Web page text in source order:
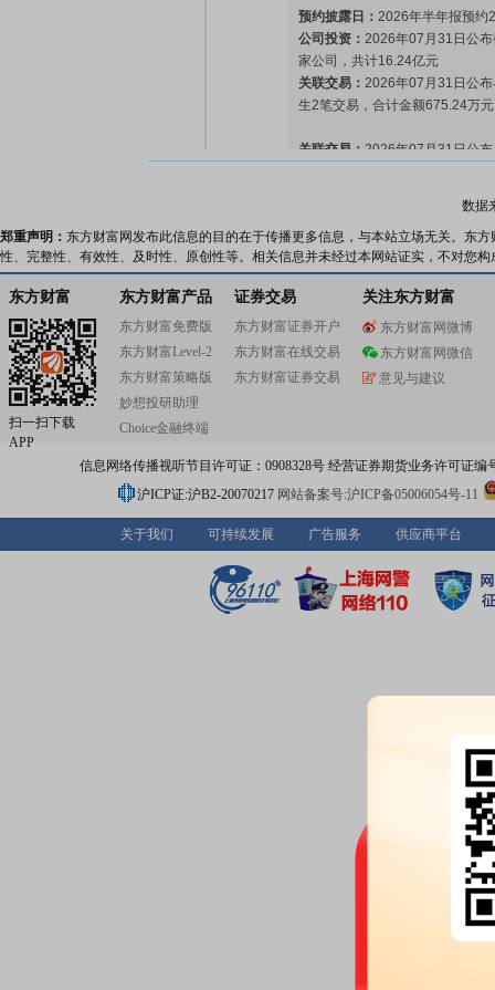
预约披露日： 2026年半年报预约
公司投资： 2026年07月31日公
家公司，共计16.24亿元
关联交易： 2026年07月31日公
生2笔交易，合计金额675.24万
关联交易： 2026年07月31日公
2026年07月31日公
关联关系)发生1笔交易，合计金
每股收益0.23元
关联交易：2026年07月31日公
系)发生2笔交易，合计金额
日
随着公司发展战略的
开拓,公司将形成金属包装、塑料
企业架构,促进各业务板块发展
司拟设立全资子公司苏州华源包
准,以下简称“新设子公司”),并将
直接持有的涉及金属包装业务的
《
年业绩预告：盈利增速亮眼》研
数据
郑重声明： 东方财富网发布此信息的目的在于传播更多信息，与本站立场无关。东
性、完整性、有效性、及时性、原创性等。相关信息并未经过本网站证实，不对您
东方财富
扫一扫下载
APP
东方财富产品
东方财富免费版
东方财富Level-2
东方财富策略版
妙想投研助理
Choice金融终端
证券交易
东方财富证券开户
东方财富在线交易
东方财富证券交易
关注东方财富
东方财富网微博
东方财富网微信
意见与建议
信息网络传播视听节目许可证：0908328号 经营证券期货业务许可证编
沪ICP证:沪B2-20070217 网站备案号:沪ICP备05006054号-11
关于我们 可持续发展 广告服务 供应商平台